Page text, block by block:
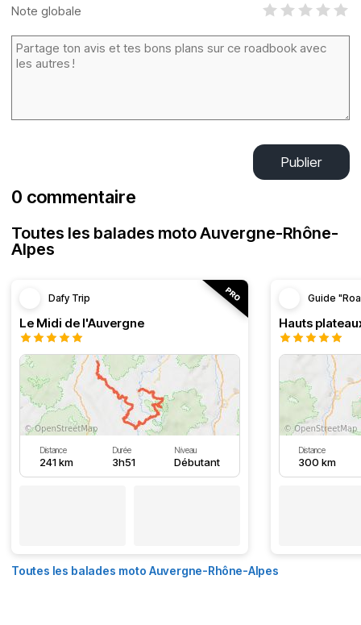
Note globale
Publier
0 commentaire
Toutes les balades moto Auvergne-Rhône-
Alpes
Dafy Trip
Le Midi de l'Auvergne
Distance
241 km
Durée
3h51
Niveau
Débutant
Guide
Hauts
Distance
300 km
Toutes les balades moto Auvergne-Rhône-Alpes